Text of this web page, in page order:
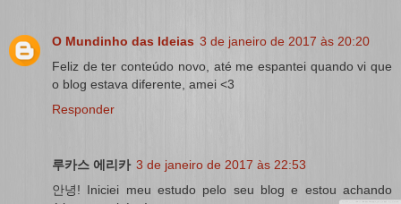
O Mundinho das Ideias 3 de janeiro de 2017 às 20:20
Feliz de ter conteúdo novo, até me espantei quando vi que
o blog estava diferente, amei <3
Responder
루카스 에리카 3 de janeiro de 2017 às 22:53
안녕! Iniciei meu estudo pelo seu blog e estou achando